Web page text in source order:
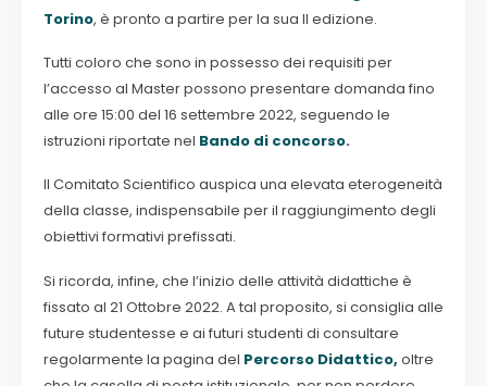
Torino, è pronto a partire per la sua II edizione.
Tutti coloro che sono in possesso dei requisiti per
l’accesso al Master possono presentare domanda fino
alle ore 15:00 del 16 settembre 2022, seguendo le
istruzioni riportate nel Bando di concorso.
Il Comitato Scientifico auspica una elevata eterogeneità
della classe, indispensabile per il raggiungimento degli
obiettivi formativi prefissati.
Si ricorda, infine, che l’inizio delle attività didattiche è
fissato al 21 Ottobre 2022. A tal proposito, si consiglia alle
future studentesse e ai futuri studenti di consultare
regolarmente la pagina del Percorso Didattico, oltre